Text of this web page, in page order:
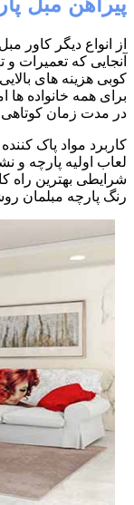
از انواع دیگر کاور
آنجایی که تعمیرات
کوبی هزینه های
برای همه خانواده ها
در مدت زمان
کاربرد مواد پاک
لعاب اولیه پارچه
شرایطی بهترین راه
رنگ پارچه مبلمان